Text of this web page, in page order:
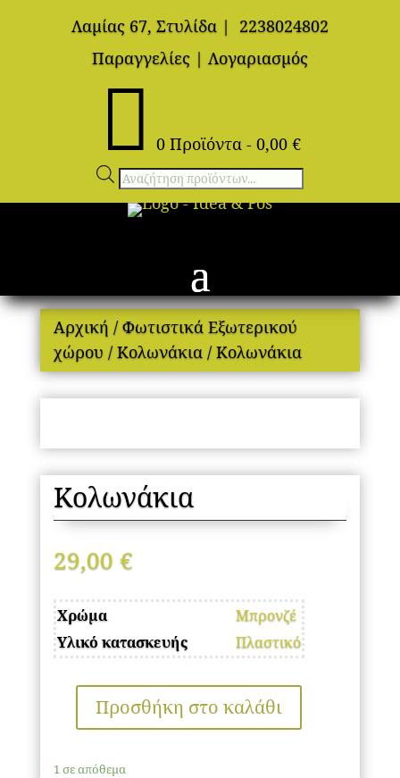
Λαμίας 67, Στυλίδα |
2238024802
Παραγγελίες | Λογαριασμός
 0 Προϊόντα - 0,00 €
Αναζήτηση
προϊόντων
Αρχική / Φωτιστικά Εξωτερικού
χώρου / Κολωνάκια/ Κολωνάκια
Κολωνάκια
29,00 €
Χρώμα
Μπρονζέ
Υλικό κατασκευής
Πλαστικό
Κολωνάκια
Προσθήκη στο καλάθι
1 σε απόθεμα